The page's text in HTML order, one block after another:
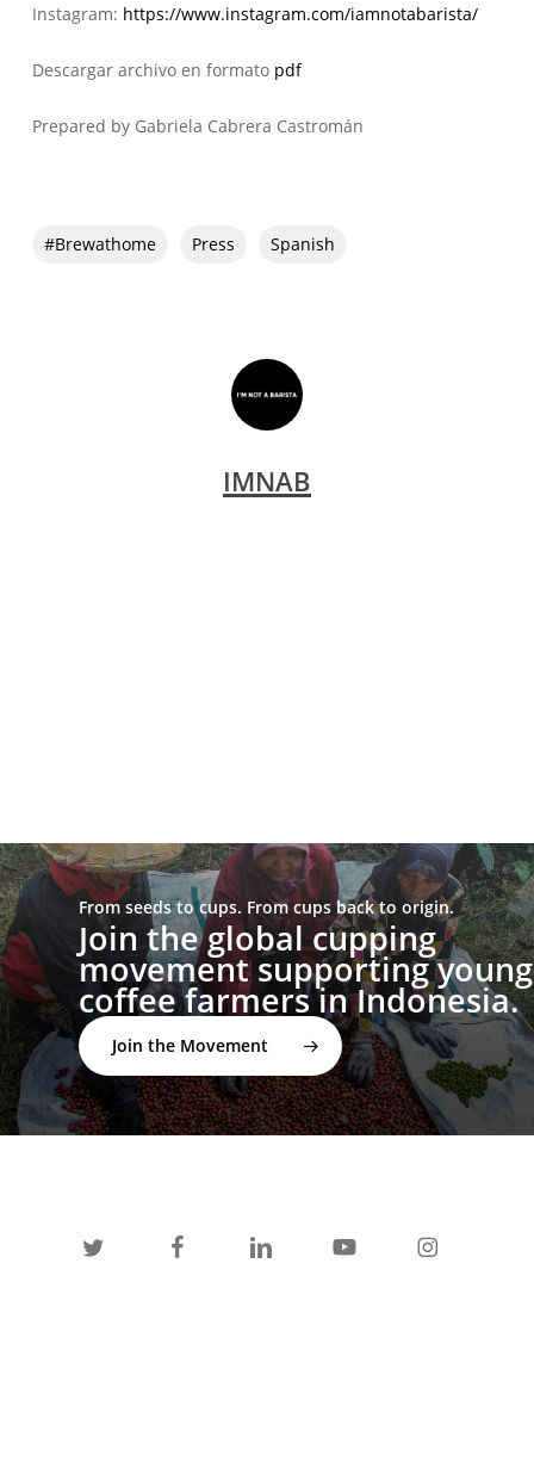
Instagram: https://www.instagram.com/iamnotabarista/
Descargar archivo en formatopdf
Prepared by Gabriela Cabrera Castromán
#brewathome Press Spanish
IMNAB
From seeds to cups. From cups back to origin.
Join the global cupping
movement supporting young
coffee farmers in Indonesia.
Join the Movement
facebook